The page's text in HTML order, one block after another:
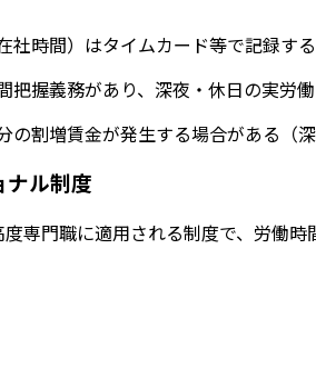
社時間）はタイムカード等で記録す
把握義務があり、深夜・休日の実労
の割増賃金が発生する場合がある（
ナル制度
専門職に適用される制度で、労働